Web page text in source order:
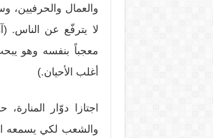
والعمال والحرفيين،
لا يترفّع عن الناس.
معجباً بنفسه وهو
أغلب الأحيان.)
اجتازا دوّار
والشعب لكي يسمعه